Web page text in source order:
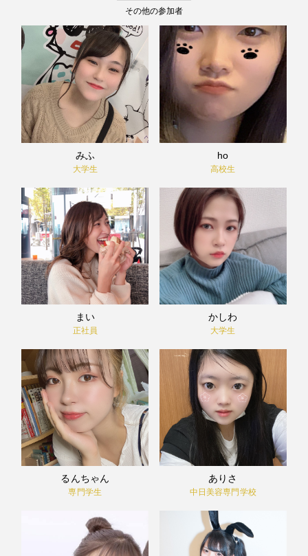
その他の参加者
みふ
大学生
ho
高校生
まい
正社員
かしわ
大学生
るんちゃん
専門学生
ありさ
中日美容専門学校